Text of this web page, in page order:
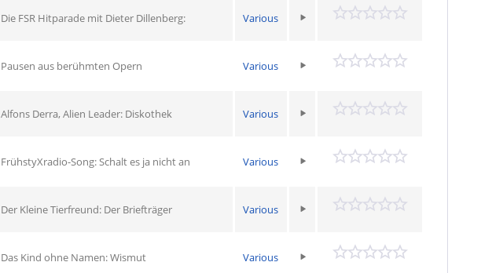
Die FSR Hitparade mit Dieter Dillenberg: Various
Pausen aus berühmten Opern Various
Alfons Derra, Alien Leader: Diskothek Various
FrühstyXradio-Song: Schalt es ja nicht an Various
Der Kleine Tierfreund: Der Briefträger Various
Das Kind ohne Namen: Wismut Various